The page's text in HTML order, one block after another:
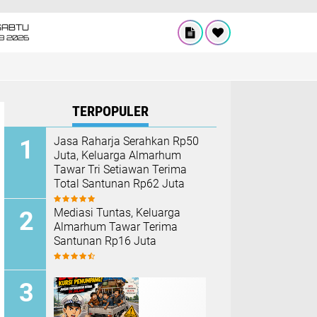
2026
TERPOPULER
Jasa Raharja Serahkan Rp50
Juta, Keluarga Almarhum
Tawar Tri Setiawan Terima
Total Santunan Rp62 Juta
Mediasi Tuntas, Keluarga
Almarhum Tawar Terima
Santunan Rp16 Juta